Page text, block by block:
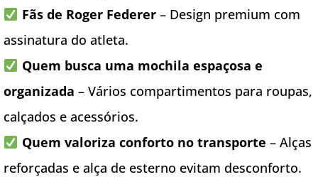
Fãs de Roger Federer– Design premium com
assinatura do atleta.
Quem busca uma mochila espaçosa e
organizada – Vários compartimentos para roupas,
calçados e acessórios.
Quem valoriza conforto no transporte – Alças
reforçadas e alça de esterno evitam desconforto.